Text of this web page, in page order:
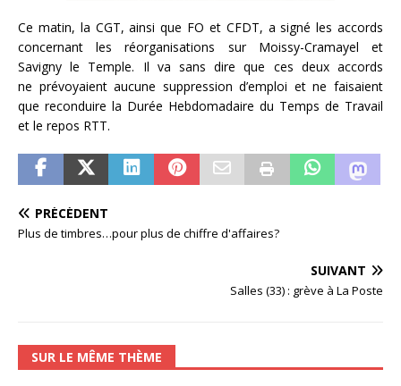
Ce matin, la CGT, ainsi que FO et CFDT, a signé les accords
concernant les réorganisations sur Moissy-Cramayel et
Savigny le Temple. Il va sans dire que ces deux accords
ne prévoyaient aucune suppression d’emploi et ne faisaient
que reconduire la Durée Hebdomadaire du Temps de Travail
et le repos RTT.
PRÉCÉDENT
Plus de timbres…pour plus de chiffre d'affaires?
SUIVANT
Salles (33) : grève à La Poste
SUR LE MÊME THÈME